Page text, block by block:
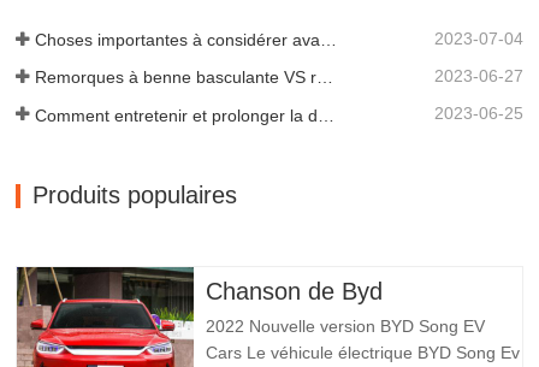
2023-07-04
Remorques à benne basculante VS remorques à benne latérale : quelle est la meilleure solution pour votre entreprise ? 2023-06-27
2023-06-25
Produits populaires
Chanson de Byd
2022 Nouvelle version BYD Song EV
Cars Le véhicule électrique BYD Song Ev